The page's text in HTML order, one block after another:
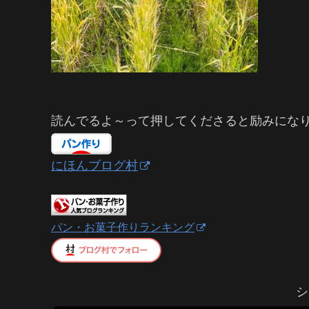
読んでるよ～って押してくださると励みにな
にほんブログ村
パン・お菓子作りランキング